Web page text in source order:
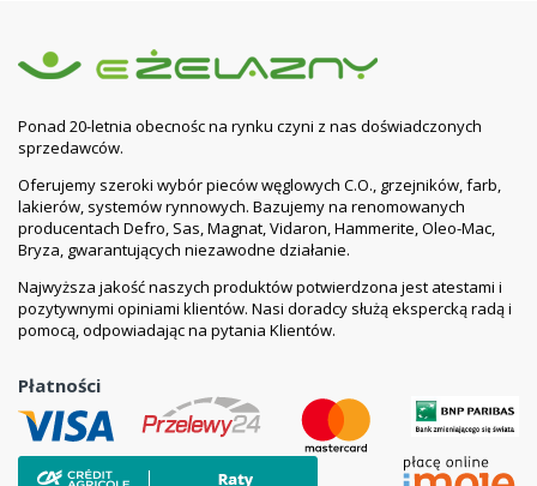
Ponad 20-letnia obecnośc na rynku czyni z nas doświadczonych
sprzedawców.
Oferujemy szeroki wybór pieców węglowych C.O., grzejników, farb,
lakierów, systemów rynnowych. Bazujemy na renomowanych
producentach Defro, Sas, Magnat, Vidaron, Hammerite, Oleo-Mac,
Bryza, gwarantujących niezawodne działanie.
Najwyższa jakość naszych produktów potwierdzona jest atestami i
pozytywnymi opiniami klientów. Nasi doradcy służą ekspercką radą i
pomocą, odpowiadając na pytania Klientów.
Płatności